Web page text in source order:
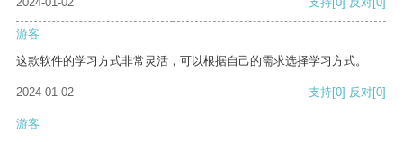
游客
这款软件的学习方式非常灵活，可以根据自己的需求选择学习方式。
2024-01-02 支持[0] 反对[0]
游客